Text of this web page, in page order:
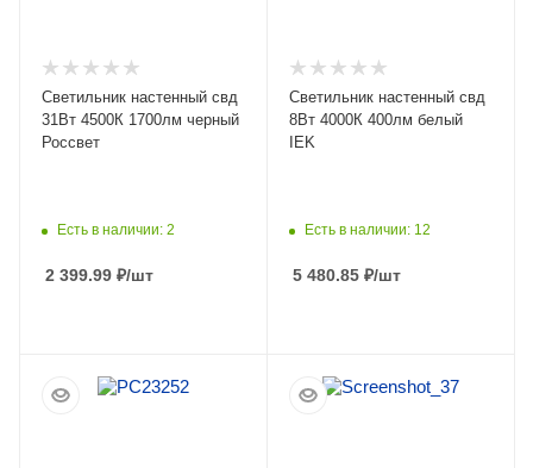
Светильник настенный свд
31Вт 4500К 1700лм черный
Россвет
Есть в наличии: 2
2 399.99 ₽/шт
ПОДРОБНЕЕ
Светильник настенный свд
8Вт 4000К 400лм белый
IEK
Есть в наличии: 12
5 480.85 ₽/шт
ПОДРОБНЕЕ